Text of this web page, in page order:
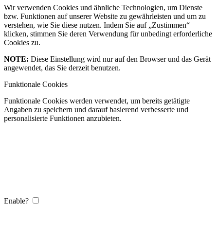
Wir verwenden Cookies und ähnliche Technologien, um Dienste
bzw. Funktionen auf unserer Website zu gewährleisten und um zu
verstehen, wie Sie diese nutzen. Indem Sie auf „Zustimmen“
klicken, stimmen Sie deren Verwendung für unbedingt erforderliche
Cookies zu.
NOTE: Diese Einstellung wird nur auf den Browser und das Gerät
angewendet, das Sie derzeit benutzen.
Funktionale Cookies
Funktionale Cookies werden verwendet, um bereits getätigte
Angaben zu speichern und darauf basierend verbesserte und
personalisierte Funktionen anzubieten.
Enable?